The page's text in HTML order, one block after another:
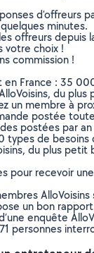
d’offreurs
minutes.
offreurs depuis
votre choix !
commission !
en France : 35
du plus
un membre à
postée
postées par an
types de
du plus petit
pour recevoir
un bon
enquête
personnes